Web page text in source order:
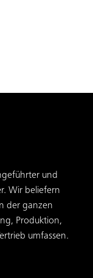
und
Wir beliefern
der ganzen
Produktion,
umfassen.